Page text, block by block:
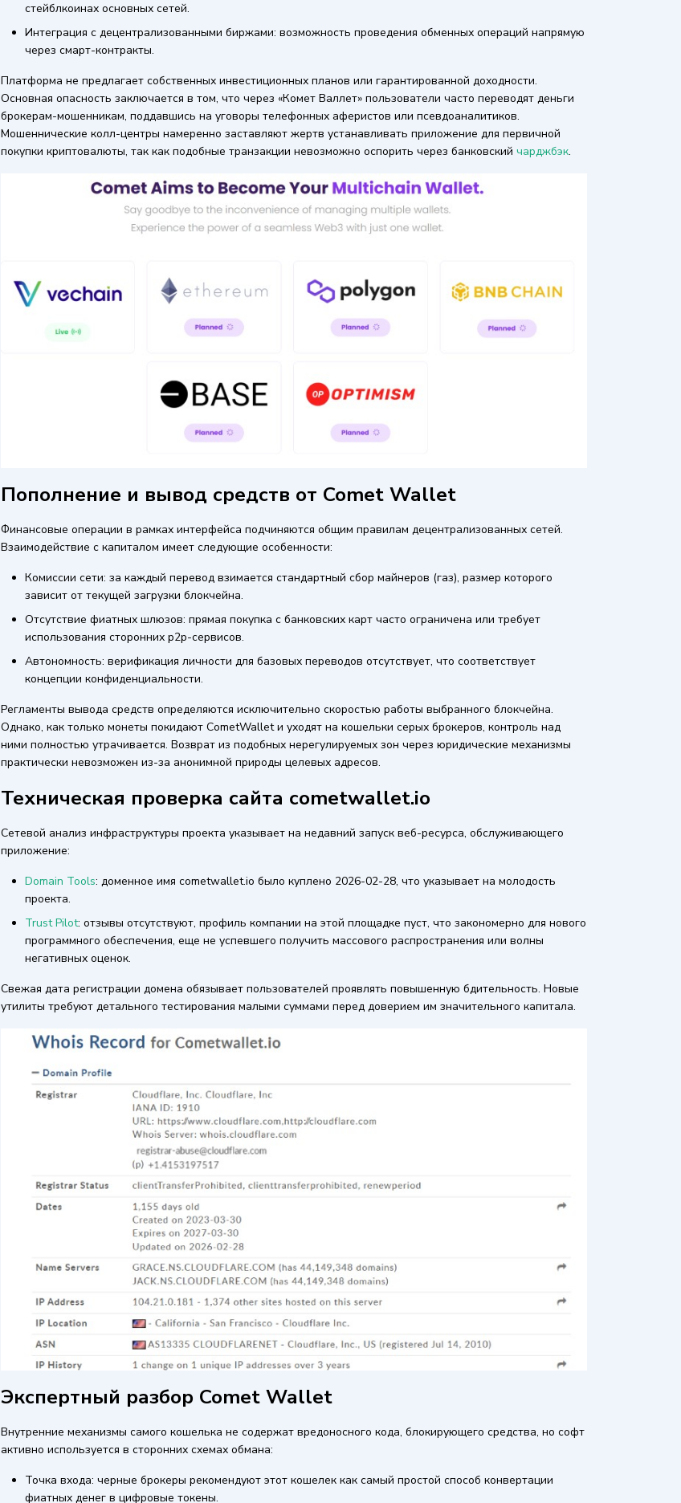
стейблкоинах основных сетей.
Интеграция с децентрализованными биржами: возможность проведения обменных операций напрямую
через смарт-контракты.
Платформа не предлагает собственных инвестиционных планов или гарантированной доходности.
Основная опасность заключается в том, что через «Комет Валлет» пользователи часто переводят деньги
брокерам-мошенникам, поддавшись на уговоры телефонных аферистов или псевдоаналитиков.
Мошеннические колл-центры намеренно заставляют жертв устанавливать приложение для первичной
покупки криптовалюты, так как подобные транзакции невозможно оспорить через банковский чарджбэк.
Пополнение и вывод средств от Comet Wallet
Финансовые операции в рамках интерфейса подчиняются общим правилам децентрализованных сетей.
Взаимодействие с капиталом имеет следующие особенности:
Комиссии сети: за каждый перевод взимается стандартный сбор майнеров (газ), размер которого
зависит от текущей загрузки блокчейна.
Отсутствие фиатных шлюзов: прямая покупка с банковских карт часто ограничена или требует
использования сторонних p2p-сервисов.
Автономность: верификация личности для базовых переводов отсутствует, что соответствует
концепции конфиденциальности.
Регламенты вывода средств определяются исключительно скоростью работы выбранного блокчейна.
Однако, как только монеты покидают CometWallet и уходят на кошельки серых брокеров, контроль над
ними полностью утрачивается. Возврат из подобных нерегулируемых зон через юридические механизмы
практически невозможен из-за анонимной природы целевых адресов.
Техническая проверка сайта cometwallet.io
Сетевой анализ инфраструктуры проекта указывает на недавний запуск веб-ресурса, обслуживающего
приложение:
Domain Tools: доменное имя cometwallet.io было куплено 2026-02-28, что указывает на молодость
проекта.
Trust Pilot: отзывы отсутствуют, профиль компании на этой площадке пуст, что закономерно для нового
программного обеспечения, еще не успевшего получить массового распространения или волны
негативных оценок.
Свежая дата регистрации домена обязывает пользователей проявлять повышенную бдительность. Новые
утилиты требуют детального тестирования малыми суммами перед доверием им значительного капитала.
Экспертный разбор Comet Wallet
Внутренние механизмы самого кошелька не содержат вредоносного кода, блокирующего средства, но софт
активно используется в сторонних схемах обмана:
Точка входа: черные брокеры рекомендуют этот кошелек как самый простой способ конвертации
фиатных денег в цифровые токены.